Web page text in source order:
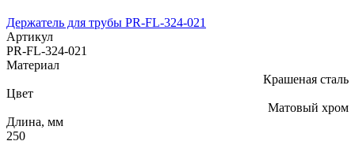
Держатель для трубы PR-FL-324-021
Артикул
PR-FL-324-021
Материал
Крашеная сталь
Цвет
Матовый хром
Длина, мм
250